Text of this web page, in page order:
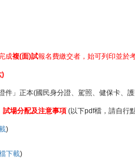
成複(面)試報名費繳交者，始可列印並於
)
」正本(國民身分證、駕照、健保卡、
試場分配及注意事項 (以下pdf檔，請自行
)
下載)